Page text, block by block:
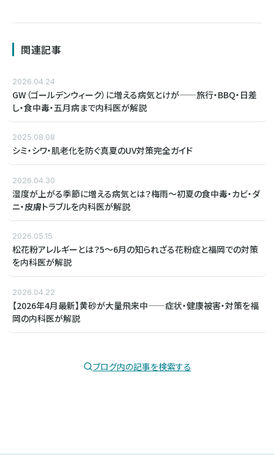
関連記事
2026.04.24
GW（ゴールデンウィーク）に増える病気とけが——旅行・BBQ・日差
し・食中毒・五月病まで内科医が解説
2025.08.08
シミ・シワ・肌老化を防ぐ真夏のUV対策完全ガイド
2026.04.30
湿度が上がる季節に増える病気とは？梅雨〜初夏の食中毒・カビ・ダ
ニ・皮膚トラブルを内科医が解説
2026.05.15
松花粉アレルギーとは？5〜6月の知られざる花粉症と福岡での対策
を内科医が解説
2026.04.22
【2026年4月最新】黄砂が大量飛来中——症状・健康被害・対策を福
岡の内科医が解説
ブログ内の記事を検索する